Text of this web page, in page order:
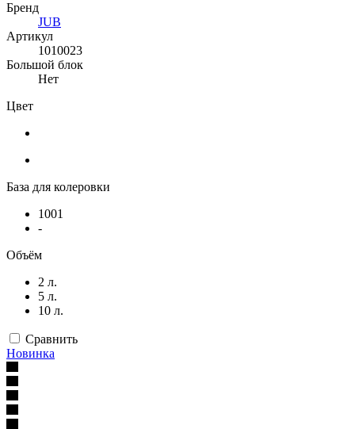
Бренд
JUB
Артикул
1010023
Большой блок
Нет
Цвет
База для колеровки
1001
-
Объём
2 л.
5 л.
10 л.
Сравнить
Новинка